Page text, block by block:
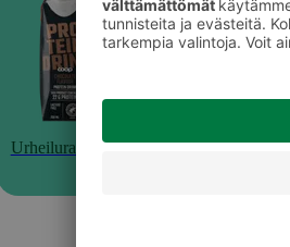
Urheiluravinteet